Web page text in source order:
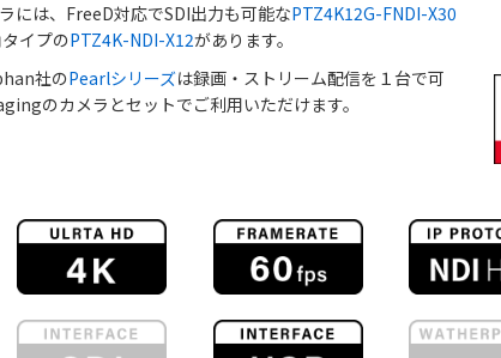
には、FreeD対応でSDI出力も可能なPTZ4K12G-FNDI-X30
イプのPTZ4K-NDI-X12があります。
社のPearlシリーズは録画・ストリーム配信を１台で可
のカメラとセットでご利用いただけます。